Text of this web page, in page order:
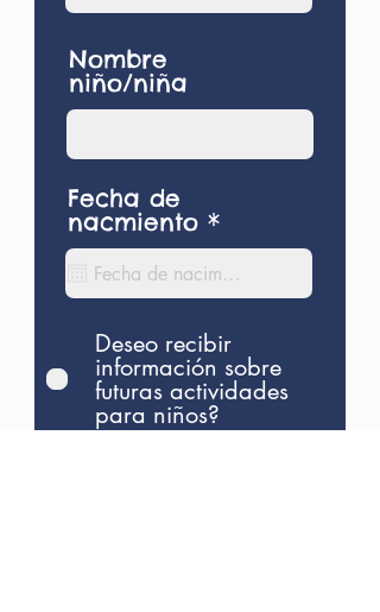
Nombre
niño/niña
Fecha de
nacmiento *r
e
q
u
r
e
d
Deseo recibir
información sobre
futuras actividades
para niños?